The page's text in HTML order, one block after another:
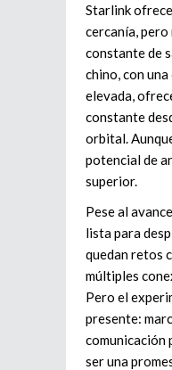
Starlink
cercanía,
constante de
chino, con
elevada,
constante
orbital.
potencial de
superior.
Pese al
lista para
quedan retos
múltiples
Pero el
presente:
comunicación
ser una